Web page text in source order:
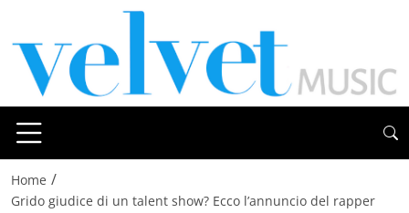
Home /
Grido giudice di un talent show? Ecco l’annuncio del rapper